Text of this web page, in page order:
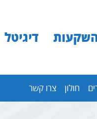
דיגיטל
חולון צרו קשר